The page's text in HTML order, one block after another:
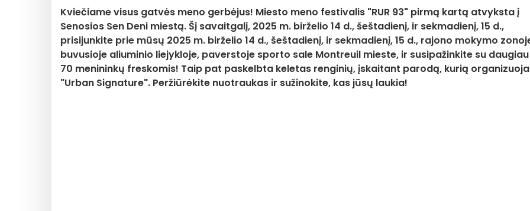
Kviečiame visus gatvės meno gerbėjus! Miesto meno festivalis "RUR 93" pirmą kartą atvyksta į
Senosios Sen Deni miestą. Šį savaitgalį, 2025 m. birželio 14 d., šeštadienį, ir sekmadienį, 15 d.,
prisijunkite prie mūsų 2025 m. birželio 14 d., šeštadienį, ir sekmadienį, 15 d., rajono mokymo
buvusioje aliuminio liejykloje, paverstoje sporto sale Montreuil mieste, ir susipažinkite su
70 menininkų freskomis! Taip pat paskelbta keletas renginių, įskaitant parodą, kurią organizuoja
"Urban Signature". Peržiūrėkite nuotraukas ir sužinokite, kas jūsų laukia!